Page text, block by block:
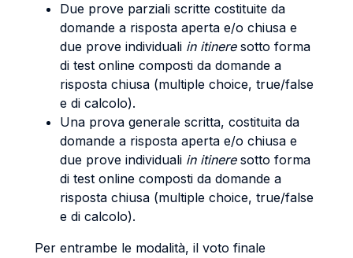
Due prove parziali scritte costituite da
domande a risposta aperta e/o chiusa e
due prove individuali in itineresotto forma
di test online composti da domande a
risposta chiusa (multiple choice, true/false
e di calcolo).
Una prova generale scritta, costituita da
domande a risposta aperta e/o chiusa e
due prove individuali in itineresotto forma
di test online composti da domande a
risposta chiusa (multiple choice, true/false
e di calcolo).
Per entrambe le modalità, il voto finale